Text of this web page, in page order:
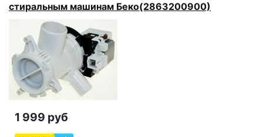
стиральным машинам Беко(2863200900)
1 999 руб